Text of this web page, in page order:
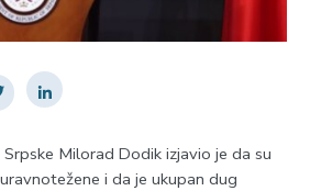
Milorad Dodik izjavio je da su
i da je ukupan dug